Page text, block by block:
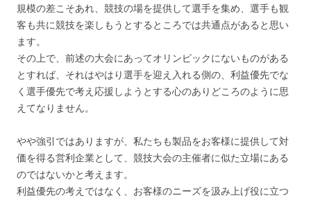
規模の差こそあれ、競技の場を提供して選手を集め、選手も観
客も共に競技を楽しもうとするところでは共通点があると思い
ます。
その上で、前述の大会にあってオリンピックにないものがある
とすれば、それはやはり選手を迎え入れる側の、利益優先でな
く選手優先で考え応援しようとする心のありどころのように思
えてなりません。
やや強引ではありますが、私たちも製品をお客様に提供して対
価を得る営利企業として、競技大会の主催者に似た立場にある
のではないかと考えます。
利益優先の考えではなく、お客様のニーズを汲み上げ役に立つ